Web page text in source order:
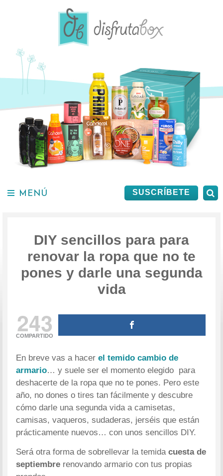
SUSCRÍBETE
MENÚ
DIY sencillos para para
renovar la ropa que no te
pones y darle una segunda
vida
243
COMPARTIDO
En breve vas a hacerel temido cambio de
armario… y suele ser el momento elegido para
deshacerte de la ropa que no te pones. Pero este
año, no dones o tires tan fácilmente y descubre
cómo darle una segunda vida a camisetas,
camisas, vaqueros, sudaderas, jerséis que están
prácticamente nuevos… con unos sencillos DIY.
Será otra forma de sobrellevar la temidacuesta de
septiembre renovando armario con tus propias